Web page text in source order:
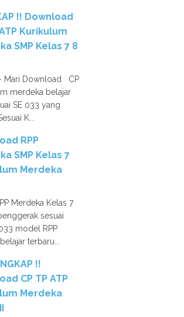
!! Download
Kurikulum
SMP Kelas 7 8
Mari Download CP
merdeka belajar
SE 033 yang
K...
RPP
SMP Kelas 7
Merdeka
Merdeka Kelas 7
sesuai
model RPP
terbaru...
!!
CP TP ATP
Merdeka